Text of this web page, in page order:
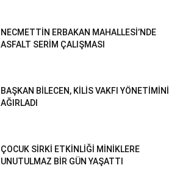
NECMETTİN ERBAKAN MAHALLESİ’NDE
ASFALT SERİM ÇALIŞMASI
BAŞKAN BİLECEN, KİLİS VAKFI YÖNETİMİNİ
AĞIRLADI
ÇOCUK SİRKİ ETKİNLİĞİ MİNİKLERE
UNUTULMAZ BİR GÜN YAŞATTI